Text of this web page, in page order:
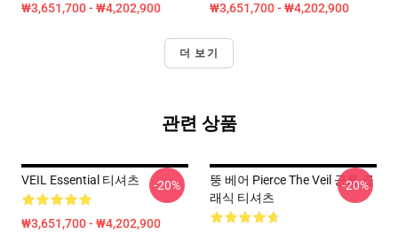
₩3,651,700 - ₩4,202,900 ₩3,651,700 - ₩4,202,900
더 보기
관련 상품
VEIL Essential 티셔츠
₩3,651,700 - ₩4,202,900
-20%
뚱 베어 Pierce The Veil 공룡 클
래식 티셔츠
-20%